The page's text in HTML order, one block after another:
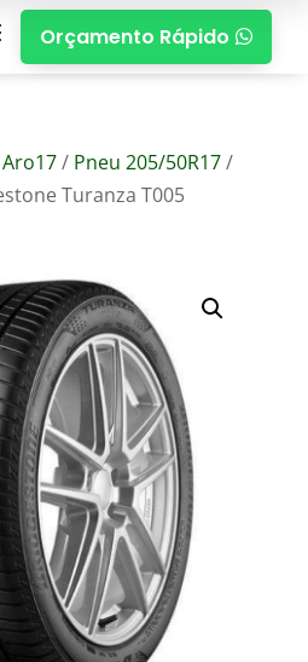
Orçamento Rápido 
Aro17/ Pneu 205/50R17/
Turanza T005